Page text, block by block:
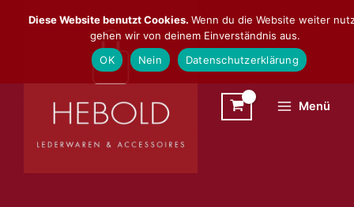
Inhalt
Menü
Diese Website benutzt Cookies. Wenn du die Website weiter
gehen wir von deinem Einverständnis aus.
OK
Nein Datenschutzerklärung